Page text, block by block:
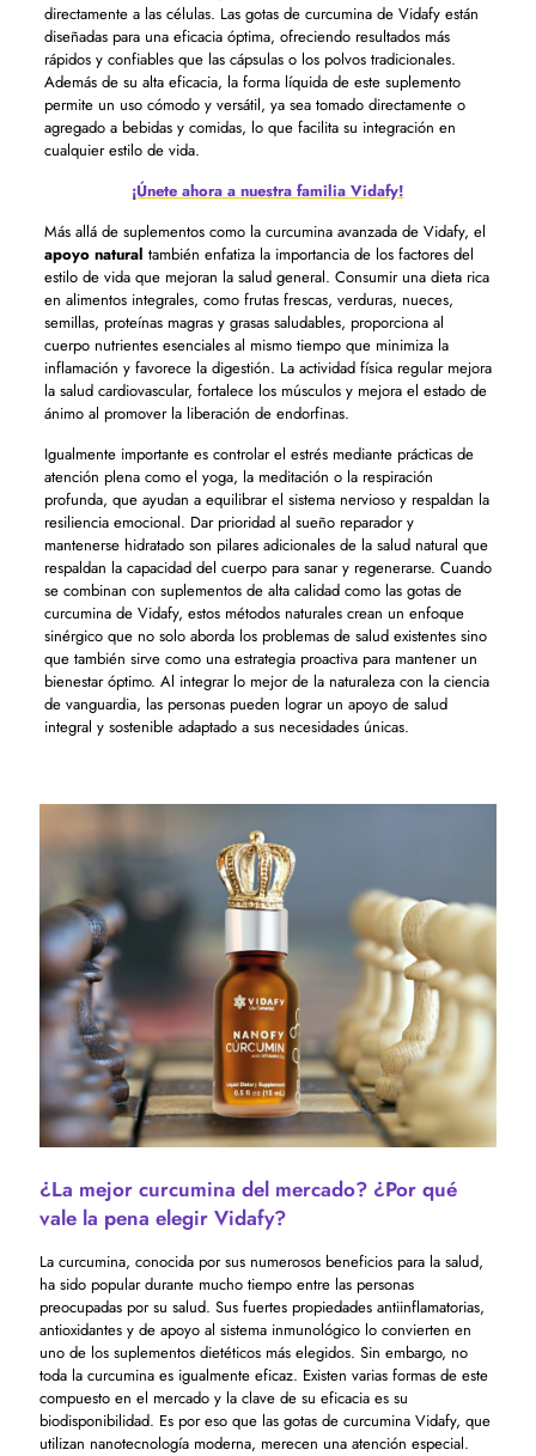
directamente a las células. Las gotas de curcumina de Vidafy están
diseñadas para una eficacia óptima, ofreciendo resultados más
rápidos y confiables que las cápsulas o los polvos tradicionales.
Además de su alta eficacia, la forma líquida de este suplemento
permite un uso cómodo y versátil, ya sea tomado directamente o
agregado a bebidas y comidas, lo que facilita su integración en
cualquier estilo de vida.
¡Únete ahora a nuestra familia Vidafy!
Más allá de suplementos como la curcumina avanzada de Vidafy, el
apoyo natural también enfatiza la importancia de los factores del
estilo de vida que mejoran la salud general. Consumir una dieta rica
en alimentos integrales, como frutas frescas, verduras, nueces,
semillas, proteínas magras y grasas saludables, proporciona al
cuerpo nutrientes esenciales al mismo tiempo que minimiza la
inflamación y favorece la digestión. La actividad física regular mejora
la salud cardiovascular, fortalece los músculos y mejora el estado de
ánimo al promover la liberación de endorfinas.
Igualmente importante es controlar el estrés mediante prácticas de
atención plena como el yoga, la meditación o la respiración
profunda, que ayudan a equilibrar el sistema nervioso y respaldan la
resiliencia emocional. Dar prioridad al sueño reparador y
mantenerse hidratado son pilares adicionales de la salud natural que
respaldan la capacidad del cuerpo para sanar y regenerarse. Cuando
se combinan con suplementos de alta calidad como las gotas de
curcumina de Vidafy, estos métodos naturales crean un enfoque
sinérgico que no solo aborda los problemas de salud existentes sino
que también sirve como una estrategia proactiva para mantener un
bienestar óptimo. Al integrar lo mejor de la naturaleza con la ciencia
de vanguardia, las personas pueden lograr un apoyo de salud
integral y sostenible adaptado a sus necesidades únicas.
¿La mejor curcumina del mercado? ¿Por qué
vale la pena elegir Vidafy?
La curcumina, conocida por sus numerosos beneficios para la salud,
ha sido popular durante mucho tiempo entre las personas
preocupadas por su salud. Sus fuertes propiedades antiinflamatorias,
antioxidantes y de apoyo al sistema inmunológico lo convierten en
uno de los suplementos dietéticos más elegidos. Sin embargo, no
toda la curcumina es igualmente eficaz. Existen varias formas de este
compuesto en el mercado y la clave de su eficacia es su
biodisponibilidad. Es por eso que las gotas de curcumina Vidafy, que
utilizan nanotecnología moderna, merecen una atención especial.